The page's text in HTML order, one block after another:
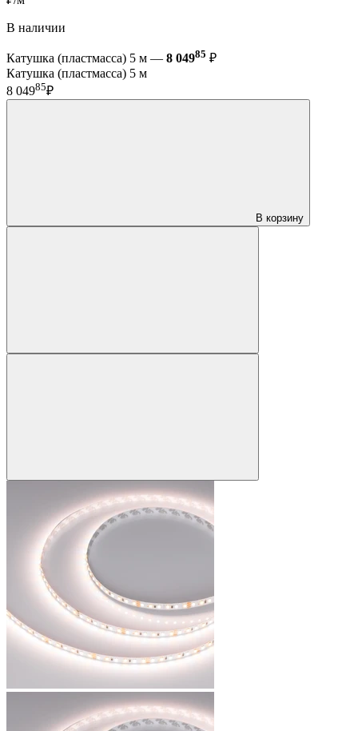
В наличии
Катушка (пластмасса) 5 м — 8 04985 ₽
Катушка (пластмасса) 5 м
8 04985₽
В корзину